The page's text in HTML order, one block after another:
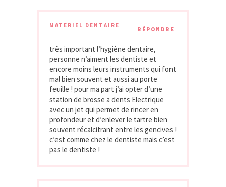
MATERIEL DENTAIRE
RÉPONDRE
très important l’hygiène dentaire,
personne n’aiment les dentiste et
encore moins leurs instruments qui font
mal bien souvent et aussi au porte
feuille ! pour ma part j’ai opter d’une
station de brosse a dents Electrique
avec un jet qui permet de rincer en
profondeur et d’enlever le tartre bien
souvent récalcitrant entre les gencives !
c’est comme chez le dentiste mais c’est
pas le dentiste !